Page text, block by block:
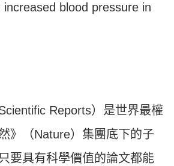
blood pressure in
Reports）是世界最權
》（Nature）集團底下的子
要具有科學價值的論文都能